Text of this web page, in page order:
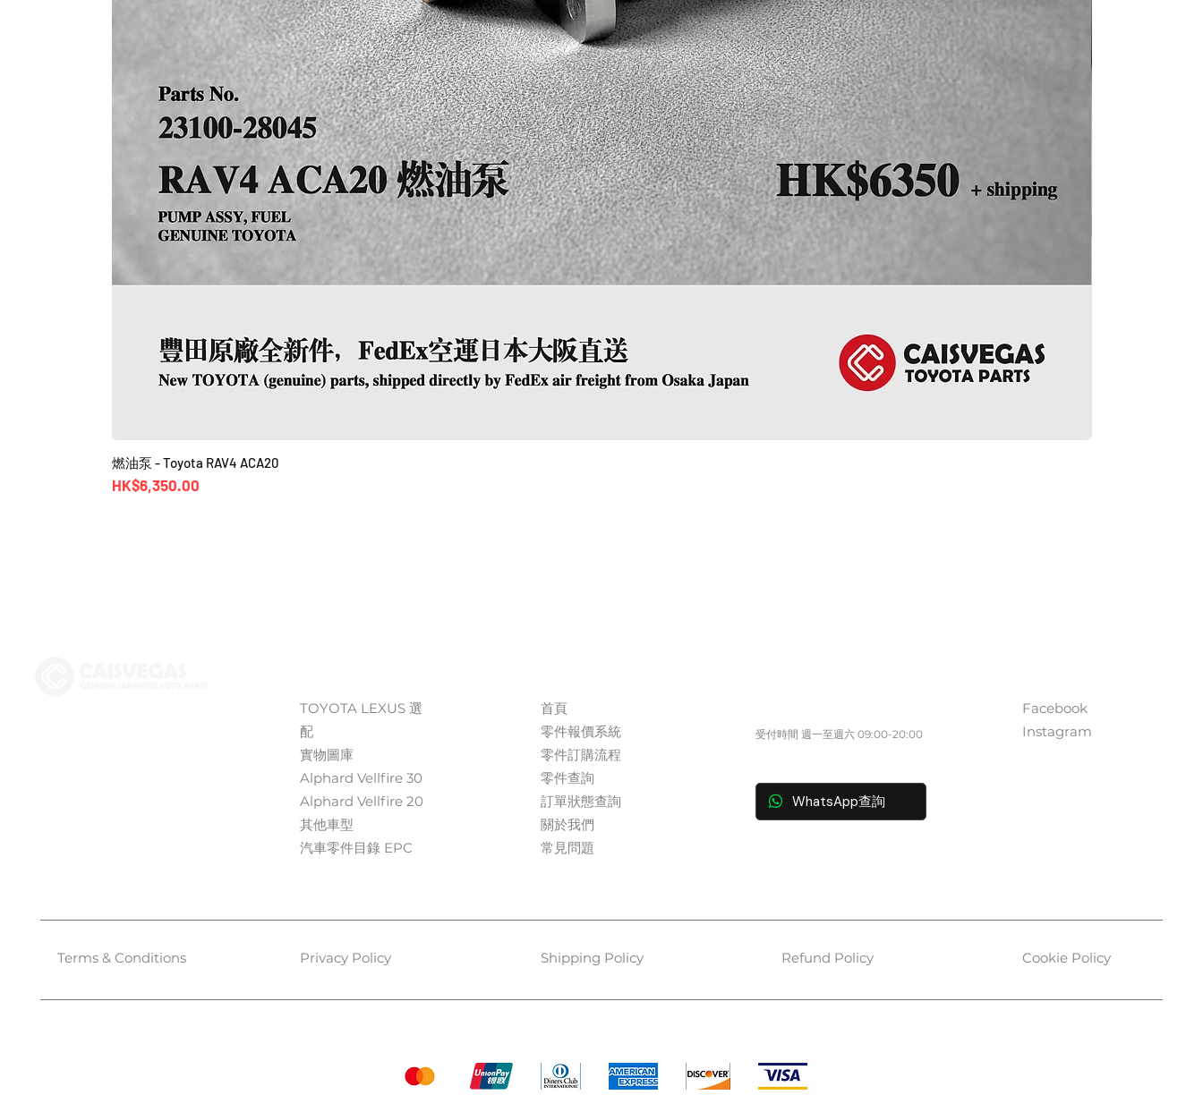
燃油泵 - Toyota RAV4 ACA20
價格
HK$6,350.00
TOYOTA LEXUS 選
配
實物圖庫
Alphard Vellfire 30
Alphard Vellfire 20
其他車型
汽車零件目錄 EPC​​
首頁
零件報價系統
​零件訂購流程
零件查詢
訂單狀態查詢
關於我們​
常見問題
受付時間 週一至週六​ 09:00-20:00
WhatsApp查詢
Facebook
Instagram
Terms & Conditions Privacy Policy Shipping Policy Refund Policy Cookie Policy